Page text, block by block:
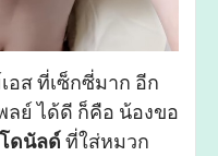
อส ที่เซ็กซี่มาก อีก
ลย์ ได้ดี ก็คือ น้องขอ
ดนัลด์ ที่ใส่หมวก